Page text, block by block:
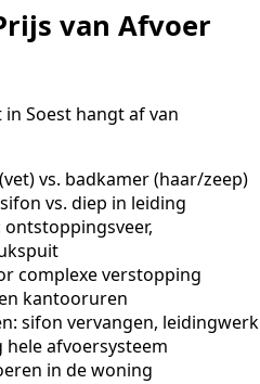
van Afvoer
Soest hangt af van
vs. badkamer (haar/zeep)
vs. diep in leiding
complexe verstopping
kantooruren
sifon vervangen, leidingwerk
afvoersysteem
in de woning